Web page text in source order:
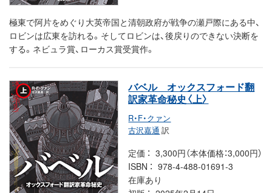
極東で阿片をめぐり大英帝国と清朝政府が戦争の瀬戸際にある中、
ロビンは広東を訪れる。そしてロビンは、後戻りのできない決断を
する。ネビュラ賞、ローカス賞受賞作。
バベル オックスフォード翻
訳家革命秘史〈上〉
R・F・クァン
古沢嘉通 訳
定価
3,300円（本体価格：3,000円）
ISBN
978-4-488-01691-3
在庫あり